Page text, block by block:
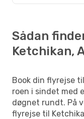
Sådan
Ketchikan,
Book din flyrejse
roen i sindet med
døgnet rundt. På
flyrejse til